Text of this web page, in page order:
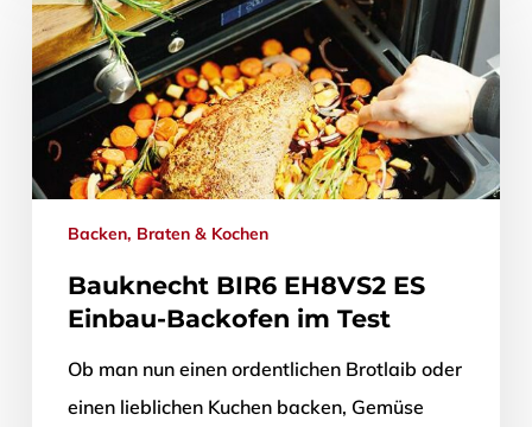
Backen, Braten & Kochen
Bauknecht BIR6 EH8VS2 ES
Einbau-Backofen im Test
Ob man nun einen ordentlichen Brotlaib oder
einen lieblichen Kuchen backen, Gemüse